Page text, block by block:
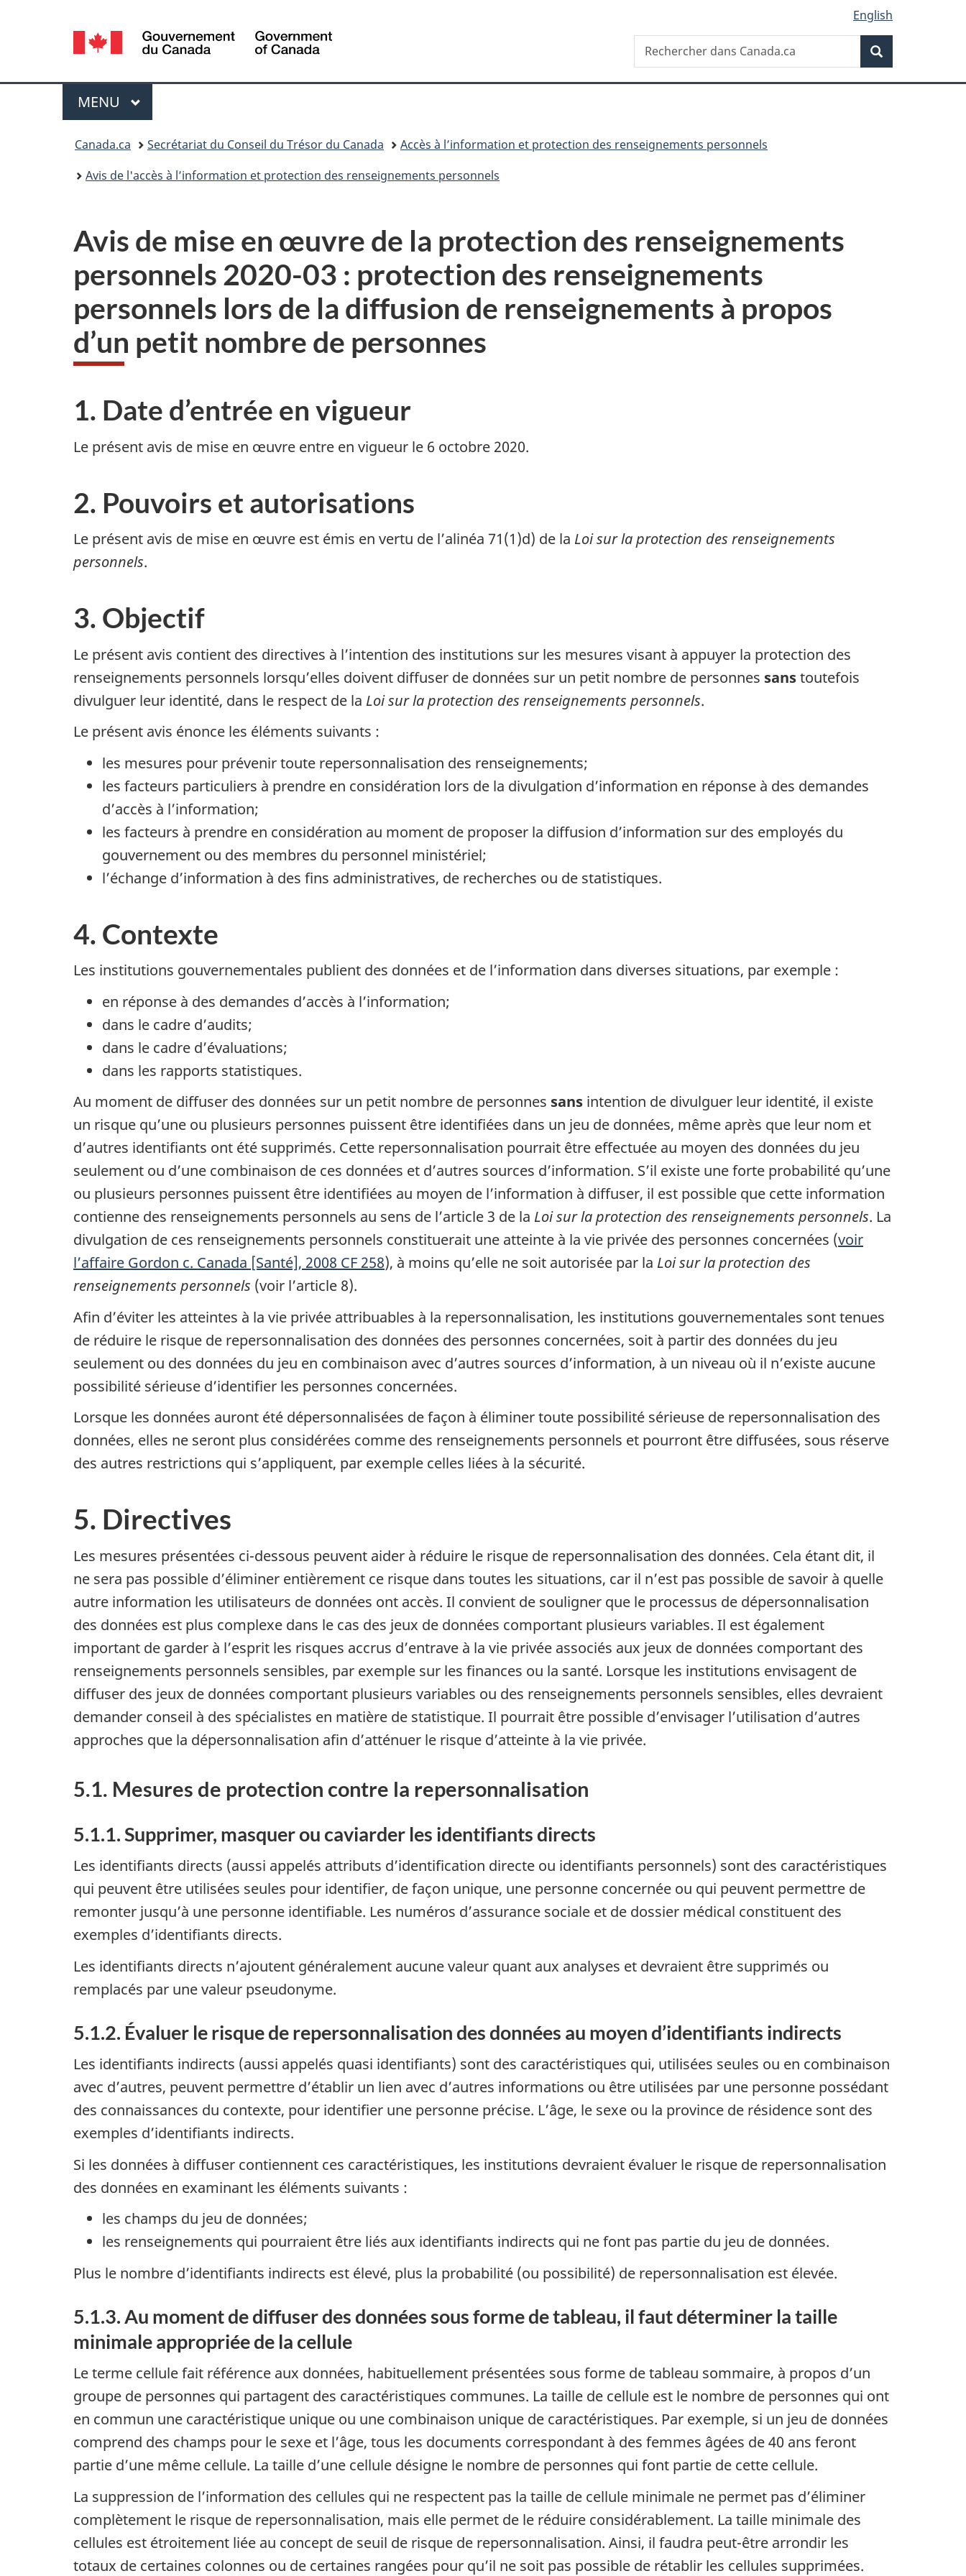
sujet
HTML
Sélection
de
la
langue
English
Canada
Recherche
Rechercher
dans
Menu
MENU PRINCIPAL
Canada.ca Secrétariat du Conseil du Trésor du Canada
Accès à l’information et protection des renseignements personnels
Avis de l'accès à l’information et protection des renseignements personnels
Avis de mise en œuvre de la protection des renseignements
personnels 2020-03 : protection des renseignements
personnels lors de la diffusion de renseignements à propos
d’un petit nombre de personnes
1. Date d’entrée en vigueur
Le présent avis de mise en œuvre entre en vigueur le 6 octobre 2020.
2. Pouvoirs et autorisations
Le présent avis de mise en œuvre est émis en vertu de l’alinéa 71(1)d) de la Loi sur la protection des renseignements
personnels.
3. Objectif
Le présent avis contient des directives à l’intention des institutions sur les mesures visant à appuyer la protection des
renseignements personnels lorsqu’elles doivent diffuser de données sur un petit nombre de personnes sanstoutefois
divulguer leur identité, dans le respect de la Loi sur la protection des renseignements personnels.
Le présent avis énonce les éléments suivants :
les mesures pour prévenir toute repersonnalisation des renseignements;
les facteurs particuliers à prendre en considération lors de la divulgation d’information en réponse à des demandes
d’accès à l’information;
les facteurs à prendre en considération au moment de proposer la diffusion d’information sur des employés du
gouvernement ou des membres du personnel ministériel;
l’échange d’information à des fins administratives, de recherches ou de statistiques.
4. Contexte
Les institutions gouvernementales publient des données et de l’information dans diverses situations, par exemple :
en réponse à des demandes d’accès à l’information;
dans le cadre d’audits;
dans le cadre d’évaluations;
dans les rapports statistiques.
Au moment de diffuser des données sur un petit nombre de personnes sans intention de divulguer leur identité, il existe
un risque qu’une ou plusieurs personnes puissent être identifiées dans un jeu de données, même après que leur nom et
d’autres identifiants ont été supprimés. Cette repersonnalisation pourrait être effectuée au moyen des données du jeu
seulement ou d’une combinaison de ces données et d’autres sources d’information. S’il existe une forte probabilité qu’une
ou plusieurs personnes puissent être identifiées au moyen de l’information à diffuser, il est possible que cette information
contienne des renseignements personnels au sens de l’article 3 de la Loi sur la protection des renseignements personnels. La
divulgation de ces renseignements personnels constituerait une atteinte à la vie privée des personnes concernées (voir
l’affaire Gordon c. Canada [Santé], 2008 CF 258), à moins qu’elle ne soit autorisée par la Loi sur la protection des
renseignements personnels (voir l’article 8).
Afin d’éviter les atteintes à la vie privée attribuables à la repersonnalisation, les institutions gouvernementales sont tenues
de réduire le risque de repersonnalisation des données des personnes concernées, soit à partir des données du jeu
seulement ou des données du jeu en combinaison avec d’autres sources d’information, à un niveau où il n’existe aucune
possibilité sérieuse d’identifier les personnes concernées.
Lorsque les données auront été dépersonnalisées de façon à éliminer toute possibilité sérieuse de repersonnalisation des
données, elles ne seront plus considérées comme des renseignements personnels et pourront être diffusées, sous réserve
des autres restrictions qui s’appliquent, par exemple celles liées à la sécurité.
5. Directives
Les mesures présentées ci-dessous peuvent aider à réduire le risque de repersonnalisation des données. Cela étant dit, il
ne sera pas possible d’éliminer entièrement ce risque dans toutes les situations, car il n’est pas possible de savoir à quelle
autre information les utilisateurs de données ont accès. Il convient de souligner que le processus de dépersonnalisation
des données est plus complexe dans le cas des jeux de données comportant plusieurs variables. Il est également
important de garder à l’esprit les risques accrus d’entrave à la vie privée associés aux jeux de données comportant des
renseignements personnels sensibles, par exemple sur les finances ou la santé. Lorsque les institutions envisagent de
diffuser des jeux de données comportant plusieurs variables ou des renseignements personnels sensibles, elles devraient
demander conseil à des spécialistes en matière de statistique. Il pourrait être possible d’envisager l’utilisation d’autres
approches que la dépersonnalisation afin d’atténuer le risque d’atteinte à la vie privée.
5.1. Mesures de protection contre la repersonnalisation
5.1.1. Supprimer, masquer ou caviarder les identifiants directs
Les identifiants directs (aussi appelés attributs d’identification directe ou identifiants personnels) sont des caractéristiques
qui peuvent être utilisées seules pour identifier, de façon unique, une personne concernée ou qui peuvent permettre de
remonter jusqu’à une personne identifiable. Les numéros d’assurance sociale et de dossier médical constituent des
exemples d’identifiants directs.
Les identifiants directs n’ajoutent généralement aucune valeur quant aux analyses et devraient être supprimés ou
remplacés par une valeur pseudonyme.
5.1.2. Évaluer le risque de repersonnalisation des données au moyen d’identifiants indirects
Les identifiants indirects (aussi appelés quasi identifiants) sont des caractéristiques qui, utilisées seules ou en combinaison
avec d’autres, peuvent permettre d’établir un lien avec d’autres informations ou être utilisées par une personne possédant
des connaissances du contexte, pour identifier une personne précise. L’âge, le sexe ou la province de résidence sont des
exemples d’identifiants indirects.
Si les données à diffuser contiennent ces caractéristiques, les institutions devraient évaluer le risque de repersonnalisation
des données en examinant les éléments suivants :
les champs du jeu de données;
les renseignements qui pourraient être liés aux identifiants indirects qui ne font pas partie du jeu de données.
Plus le nombre d’identifiants indirects est élevé, plus la probabilité (ou possibilité) de repersonnalisation est élevée.
5.1.3. Au moment de diffuser des données sous forme de tableau, il faut déterminer la taille
minimale appropriée de la cellule
Le terme cellule fait référence aux données, habituellement présentées sous forme de tableau sommaire, à propos d’un
groupe de personnes qui partagent des caractéristiques communes. La taille de cellule est le nombre de personnes qui ont
en commun une caractéristique unique ou une combinaison unique de caractéristiques. Par exemple, si un jeu de données
comprend des champs pour le sexe et l’âge, tous les documents correspondant à des femmes âgées de 40 ans feront
partie d’une même cellule. La taille d’une cellule désigne le nombre de personnes qui font partie de cette cellule.
La suppression de l’information des cellules qui ne respectent pas la taille de cellule minimale ne permet pas d’éliminer
complètement le risque de repersonnalisation, mais elle permet de le réduire considérablement. La taille minimale des
cellules est étroitement liée au concept de seuil de risque de repersonnalisation. Ainsi, il faudra peut-être arrondir les
totaux de certaines colonnes ou de certaines rangées pour qu’il ne soit pas possible de rétablir les cellules supprimées.